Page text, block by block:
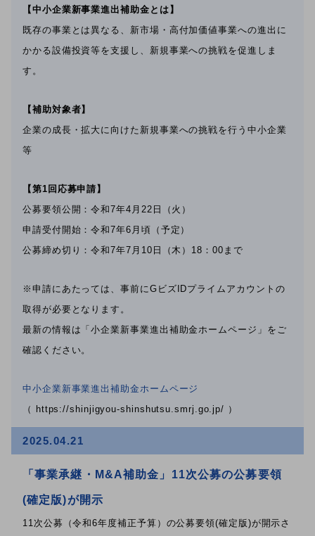
【中小企業新事業進出補助金とは】
既存の事業とは異なる、新市場・高付加価値事業への進出に
かかる設備投資等を支援し、新規事業への挑戦を促進しま
す。
【補助対象者】
企業の成長・拡大に向けた新規事業への挑戦を行う中小企業
等
【第1回応募申請】
公募要領公開：令和7年4月22日（火）
申請受付開始：令和7年6月頃（予定）
公募締め切り：令和7年7月10日（木）18：00まで
※申請にあたっては、事前にGビズIDプライムアカウントの
取得が必要となります。
最新の情報は「小企業新事業進出補助金ホームページ」をご
確認ください。
中小企業新事業進出補助金ホームページ
（ https://shinjigyou-shinshutsu.smrj.go.jp/ ）
2025.04.21
「事業承継・M&A補助金」11次公募の公募要領
(確定版)が開示
11次公募（令和6年度補正予算）の公募要領(確定版)が開示さ